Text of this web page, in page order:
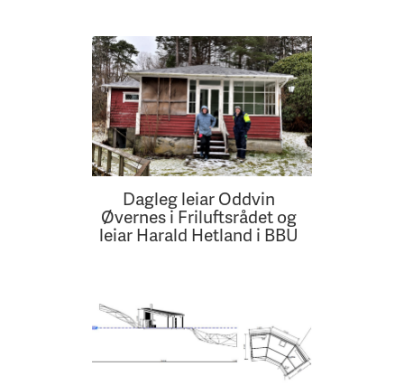
Dagleg leiar Oddvin
Øvernes i Friluftsrådet og
leiar Harald Hetland i BBU